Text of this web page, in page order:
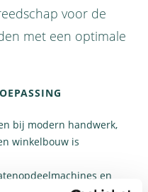
voor de
met een optimale
bij modern handwerk,
winkelbouw is
en